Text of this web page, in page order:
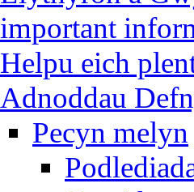
important
Helpu eich
Adnoddau
Pecyn melyn